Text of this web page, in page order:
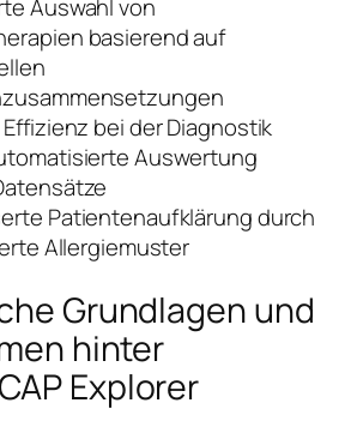
Auswahl von
basierend auf
bei der Diagnostik
Auswertung
Patientenaufklärung durch
Allergiemuster
Grundlagen und
hinter
Explorer